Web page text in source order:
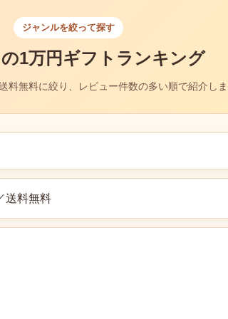
ジャンルを絞って探す
1万円ギフトランキング
料無料に絞り、レビュー件数の多い順で紹介し
送料無料